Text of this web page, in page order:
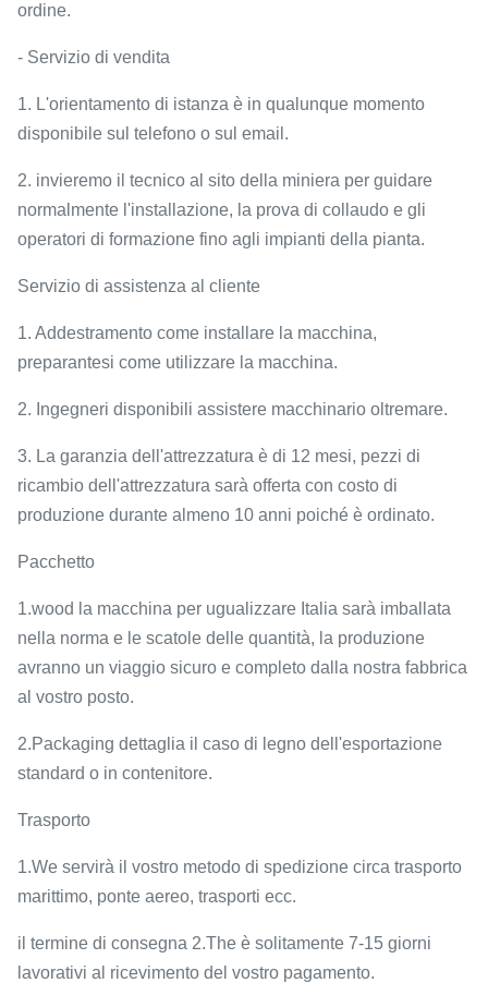
ordine.
- Servizio di vendita
1. L'orientamento di istanza è in qualunque momento
disponibile sul telefono o sul email.
2. invieremo il tecnico al sito della miniera per guidare
normalmente l'installazione, la prova di collaudo e gli
operatori di formazione fino agli impianti della pianta.
Servizio di assistenza al cliente
1. Addestramento come installare la macchina,
preparantesi come utilizzare la macchina.
2. Ingegneri disponibili assistere macchinario oltremare.
3. La garanzia dell'attrezzatura è di 12 mesi, pezzi di
ricambio dell'attrezzatura sarà offerta con costo di
produzione durante almeno 10 anni poiché è ordinato.
Pacchetto
1.wood la macchina per ugualizzare Italia sarà imballata
nella norma e le scatole delle quantità, la produzione
avranno un viaggio sicuro e completo dalla nostra fabbrica
al vostro posto.
2.Packaging dettaglia il caso di legno dell'esportazione
standard o in contenitore.
Trasporto
1.We servirà il vostro metodo di spedizione circa trasporto
marittimo, ponte aereo, trasporti ecc.
il termine di consegna 2.The è solitamente 7-15 giorni
lavorativi al ricevimento del vostro pagamento.